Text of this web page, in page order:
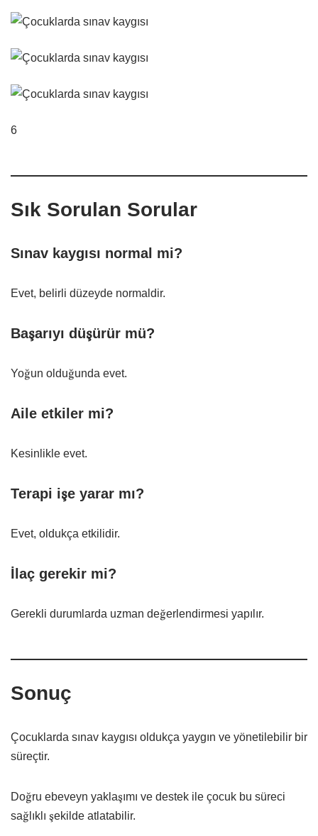
6
Sık Sorulan Sorular
Sınav kaygısı normal mi?
Evet, belirli düzeyde normaldir.
Başarıyı düşürür mü?
Yoğun olduğunda evet.
Aile etkiler mi?
Kesinlikle evet.
Terapi işe yarar mı?
Evet, oldukça etkilidir.
İlaç gerekir mi?
Gerekli durumlarda uzman değerlendirmesi yapılır.
Sonuç
Çocuklarda sınav kaygısı oldukça yaygın ve yönetilebilir bir
süreçtir.
Doğru ebeveyn yaklaşımı ve destek ile çocuk bu süreci
sağlıklı şekilde atlatabilir.